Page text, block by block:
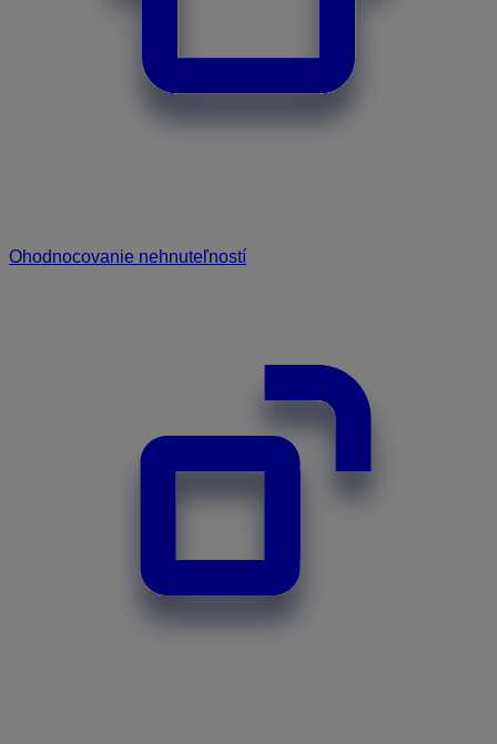
Ohodnocovanie nehnuteľností